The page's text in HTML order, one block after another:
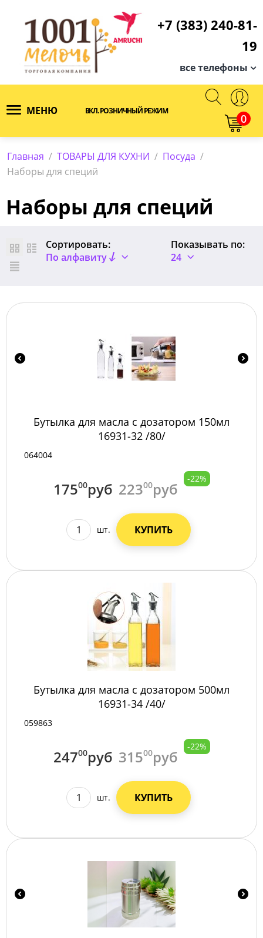
+7 (383) 240-81-
19
все телефоны
МЕНЮ ВКЛ. РОЗНИЧНЫЙ РЕЖИМ
0
Главная / ТОВАРЫ ДЛЯ КУХНИ / Посуда /
Наборы для специй
Наборы для специй
Сортировать:
По алфавиту
Показывать по:
24
Бутылка для масла с дозатором 150мл
16931-32 /80/
064004
17500руб 22300руб
-22%
шт. КУПИТЬ
Бутылка для масла с дозатором 500мл
16931-34 /40/
059863
24700руб 31500руб
-22%
шт. КУПИТЬ